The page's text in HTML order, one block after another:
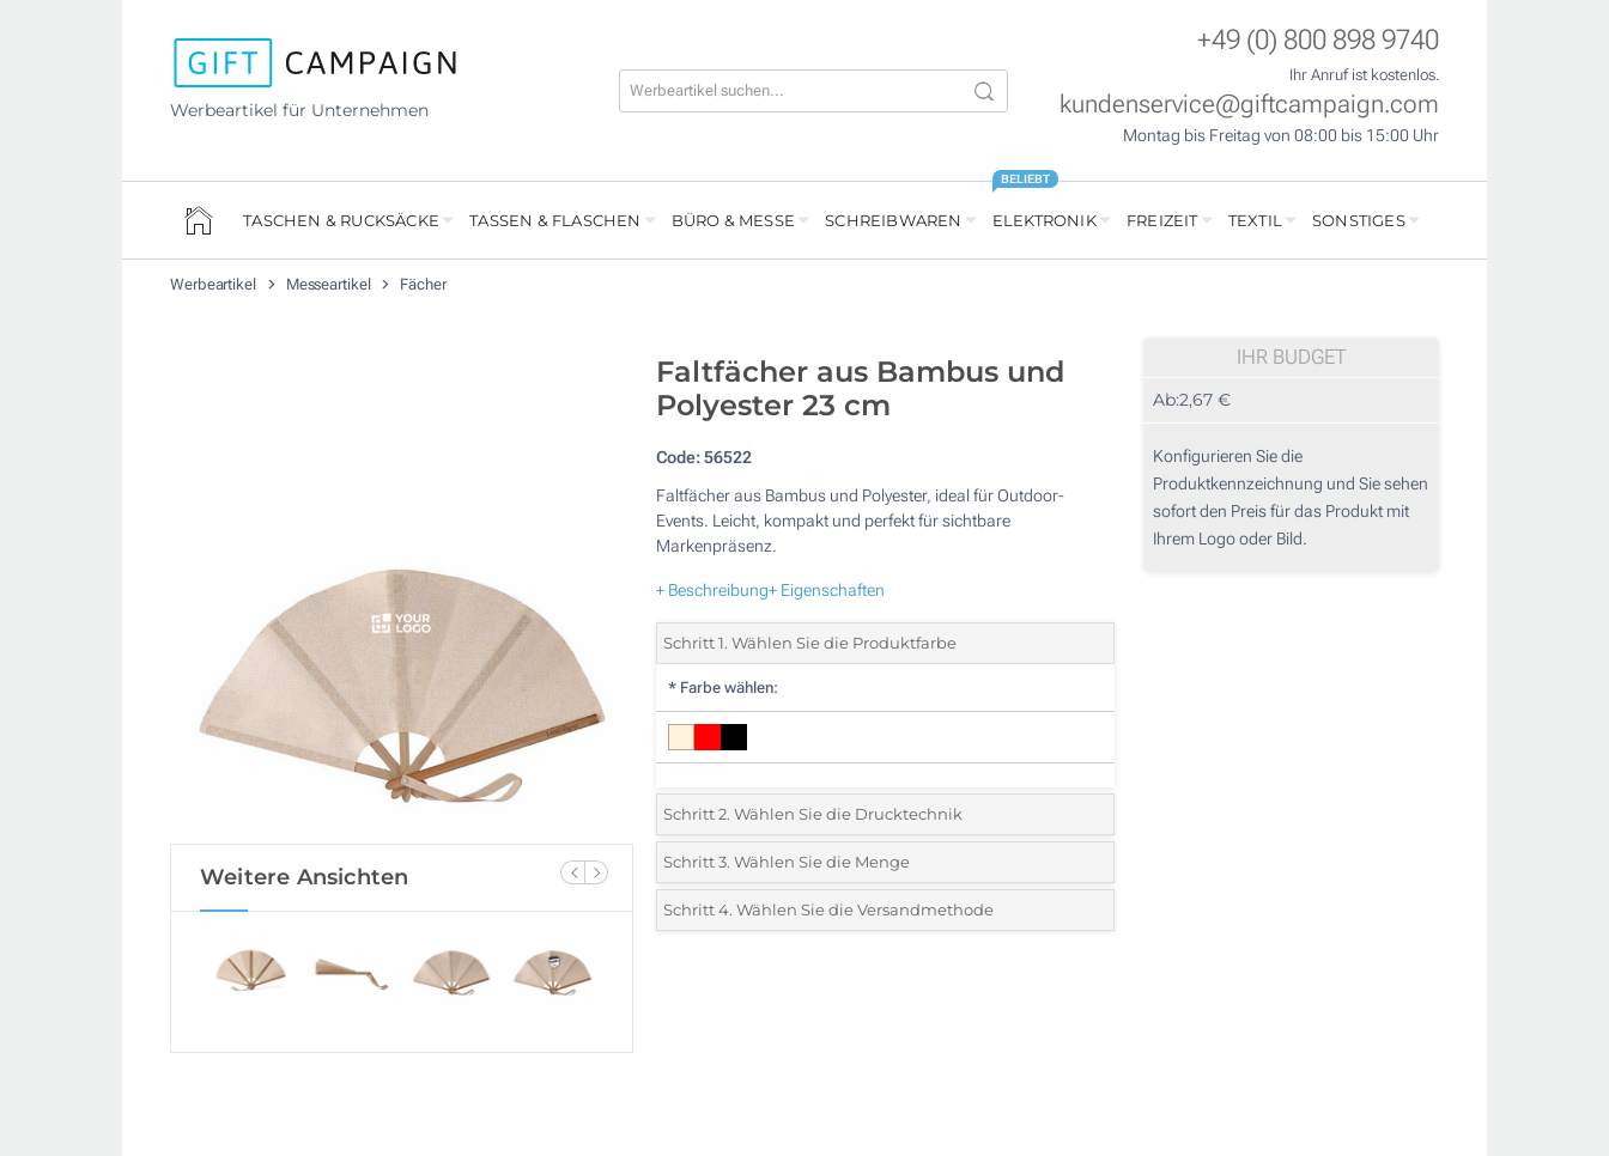
Werbeartikel für Unternehmen
+49 (0) 800 898 9740
Ihr Anruf ist kostenlos.
kundenservice@giftcampaign.com
Montag bis Freitag von 08:00 bis 15:00 Uhr
TASCHEN & RUCKSÄCKE TASSEN & FLASCHEN BÜRO & MESSE SCHREIBWAREN ELEKTRONIK
BELIEBT
FREIZEIT TEXTIL SONSTIGES
Werbeartikel Messeartikel Fächer
Weitere Ansichten
Faltfächer aus Bambus und
Polyester 23 cm
Code:56522
Faltfächer aus Bambus und Polyester, ideal für Outdoor-
Events. Leicht, kompakt und perfekt für sichtbare
Markenpräsenz.
+ Beschreibung+ Eigenschaften
Schritt 1. Wählen Sie die Produktfarbe
* Farbe wählen:
Schritt 2. Wählen Sie die Drucktechnik
*Wählen Sie die Druck- und Farbtechniken für Ihr Logo:
1 Farbig (Auf dem Holzstab)
Schritt 3. Wählen Sie die Menge
*Bitte wählen Sie Ihre gewünschte Menge
Schritt 4. Wählen Sie die Versandmethode
IHR BUDGET
Ab:2,67 €
Konfigurieren Sie die
Produktkennzeichnung und Sie sehen
sofort den Preis für das Produkt mit
Ihrem Logo oder Bild.